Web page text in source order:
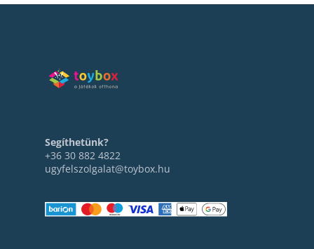
Segíthetünk?
+36 30 882 4822
ugyfelszolgalat@toybox.hu